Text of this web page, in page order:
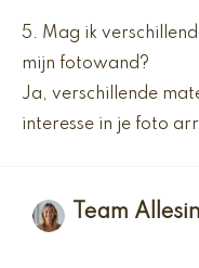
5. Mag ik
mijn fotowand?
Ja, verschillende
interesse in je foto
Team